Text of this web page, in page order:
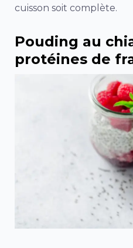
cuisson soit complète.
Pouding au
protéines de